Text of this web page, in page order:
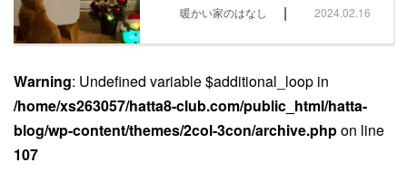
暖かい家のはなし | 2024.02.16
Warning: Undefined variable $additional_loop in
/home/xs263057/hatta8-club.com/public_html/hatta-
blog/wp-content/themes/2col-3con/archive.phpon line
107